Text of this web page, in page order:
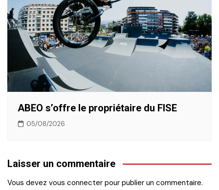
ABEO s’offre le propriétaire du FISE
05/08/2026
Laisser un commentaire
Vous devez vous connecter pour publier un commentaire.